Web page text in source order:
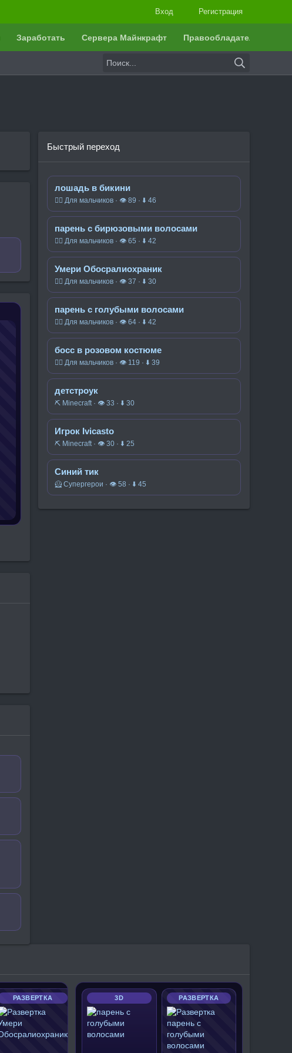
Вход Регистрация
Заработать Сервера Майнкрафт Правообладателям
Быстрый переход
лошадь в бикини
🧍‍♂️ Для мальчиков · 👁 89 · ⬇ 46
парень с бирюзовыми волосами
🧍‍♂️ Для мальчиков · 👁 65 · ⬇ 42
Умери Обосралиохраник
🧍‍♂️ Для мальчиков · 👁 37 · ⬇ 30
парень с голубыми волосами
🧍‍♂️ Для мальчиков · 👁 64 · ⬇ 42
босс в розовом костюме
🧍‍♂️ Для мальчиков · 👁 119 · ⬇ 39
детстроук
⛏️ Minecraft · 👁 33 · ⬇ 30
Игрок Ivicasto
⛏️ Minecraft · 👁 30 · ⬇ 25
Синий тик
🦸 Супергерои · 👁 58 · ⬇ 45
РАЗВЕРТКА 3D РАЗВЕРТКА